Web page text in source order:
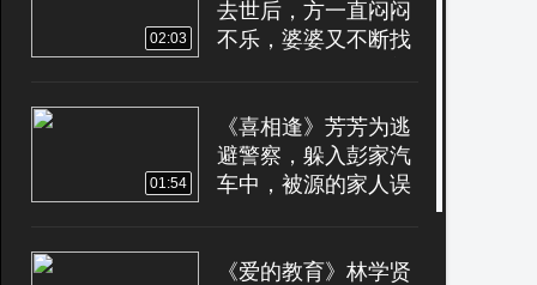
02:03
去世后，方一直闷闷
不乐，婆婆又不断找
01:54
《喜相逢》芳芳为逃
避警察，躲入彭家汽
车中，被源的家人误
《爱的教育》林学贤